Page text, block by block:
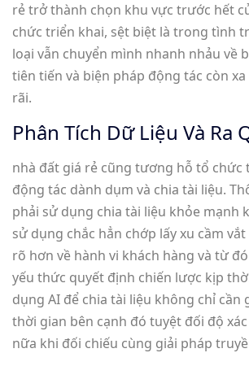
rẻ trở thành chọn khu vực trước hết
chức triển khai, sệt biệt là trong tình
loại vẫn chuyển mình nhanh nhảu về
tiên tiến và biện pháp động tác còn
rãi.
Phân Tích Dữ Liệu Và Ra
nhà đất giá rẻ cũng tương hỗ tổ
động tác dành dụm và chia tài liệu.
phải sử dụng chia tài liệu khỏe mạnh
sử dụng chắc hẳn chớp lấy xu cầm
rõ hơn về hành vi khách hàng và từ
yếu thức quyết định chiến lược kịp
dụng AI để chia tài liệu không chỉ cần
thời gian bên cạnh đó tuyệt đối độ
nữa khi đối chiếu cùng giải pháp